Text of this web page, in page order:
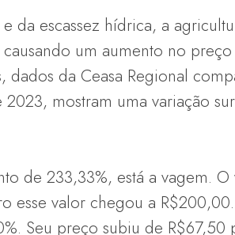
da escassez hídrica, a
um aumento no
dados da Ceasa Regional
mostram uma variação
de 233,33%, está a vagem.
esse valor chegou a
Seu preço subiu de R$67,50